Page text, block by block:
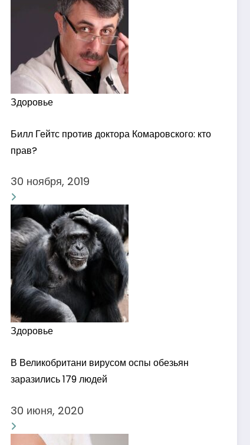
Здоровье
Билл Гейтс против доктора Комаровского: кто
прав?
30 ноября, 2019
Здоровье
В Великобритани вирусом оспы обезьян
заразились 179 людей
30 июня, 2020